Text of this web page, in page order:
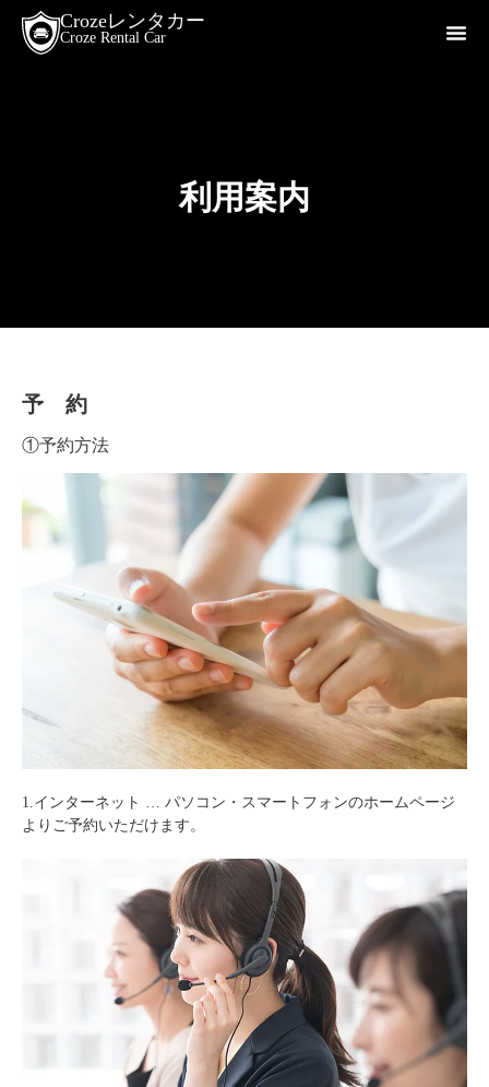
Crozeレンタカー
Croze Rental Car
利用案内
予 約
①予約方法
1.インターネット … パソコン・スマートフォンのホームページ
よりご予約いただけます。